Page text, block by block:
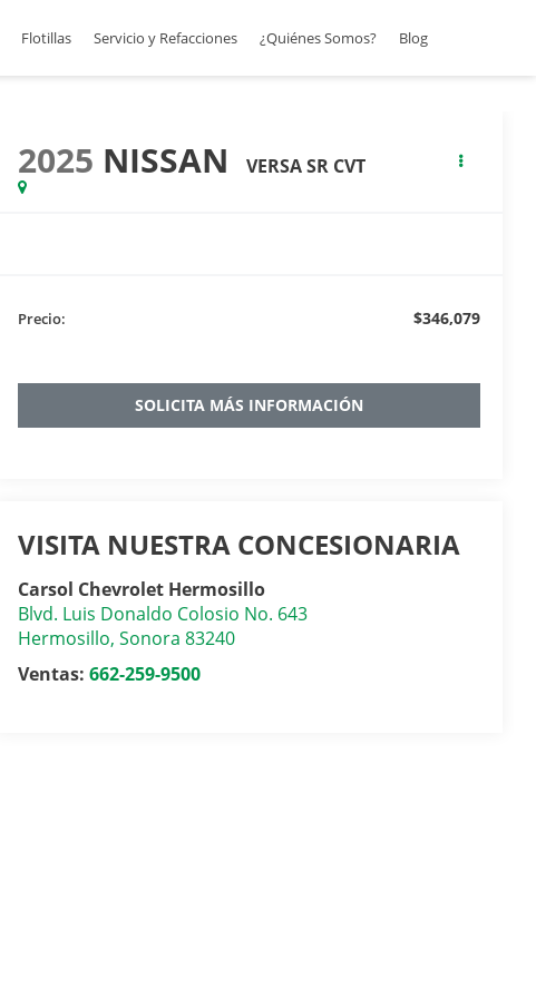
Flotillas Servicio y Refacciones ¿Quiénes Somos? Blog
2025 NISSAN VERSA SR CVT
Precio: $346,079
SOLICITA MÁS INFORMACIÓN
VISITA NUESTRA CONCESIONARIA
Carsol Chevrolet Hermosillo
Blvd. Luis Donaldo Colosio No. 643
Hermosillo,Sonora 83240
Ventas:662-259-9500